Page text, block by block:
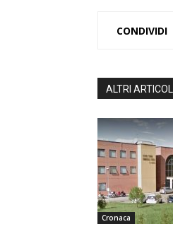
CONDIVIDI
ALTRI ARTICOLI
Cronaca